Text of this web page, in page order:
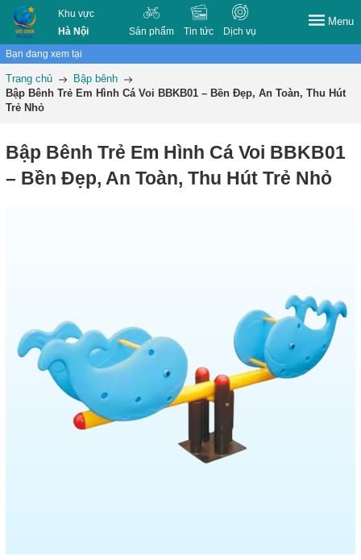
Khu vực
Hà Nội
Sản phẩm Tin tức Dịch vụ
Menu
Bạn đang xem tại
Trang chủ
Bập bênh
Bập Bênh Trẻ Em Hình Cá Voi BBKB01 – Bền Đẹp, An Toàn, Thu Hút
Trẻ Nhỏ
Bập Bênh Trẻ Em Hình Cá Voi BBKB01
– Bền Đẹp, An Toàn, Thu Hút Trẻ Nhỏ